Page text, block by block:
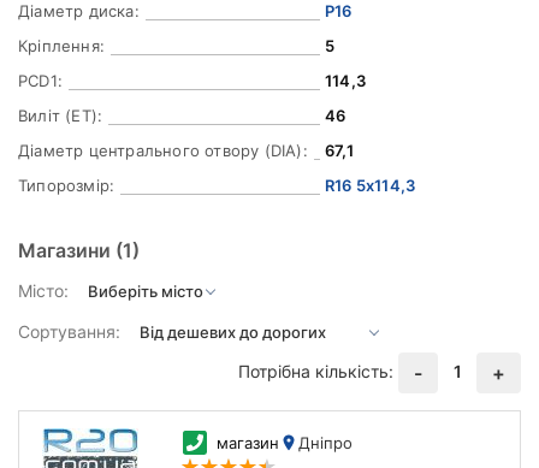
Діаметр диска:
Р16
Кріплення:
5
PCD1:
114,3
Виліт (ET):
46
Діаметр центрального отвору (DIA):
67,1
Типорозмір:
R16 5x114,3
Магазини (1)
Місто:
Сортування:
Потрібна кількість:
- 1 +
магазин Дніпро